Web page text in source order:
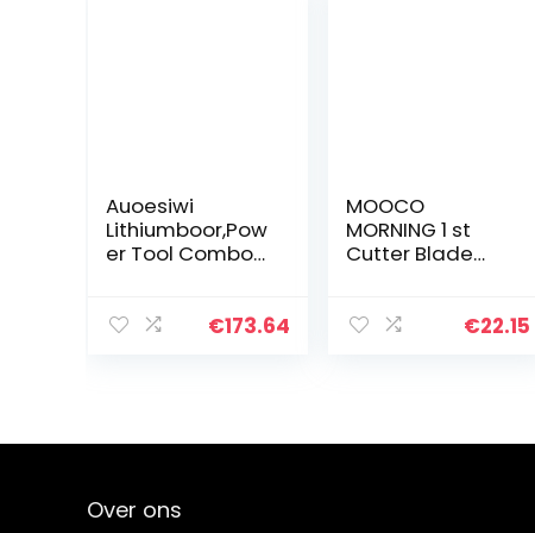
Auoesiwi
Lithiumboor,Pow
er Tool Combo
Huis Tool Kit Set
€173.64
MOOCO
MORNING 1 st
Cutter Blade
Portret 2 Portret
€22.15
Over ons